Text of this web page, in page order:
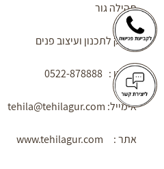
תהילה גור
בוטיק לתכנון ועיצוב פנים
טלפון : 0522-878888
אימייל: tehila@tehilagur.com
אתר : www.tehilagur.com